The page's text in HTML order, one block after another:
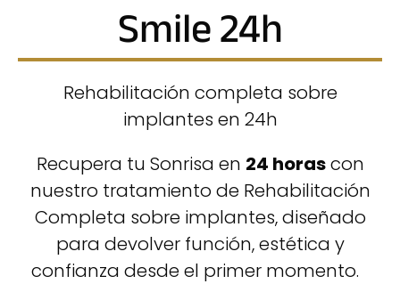
Smile 24h
Rehabilitación completa sobre
implantes en 24h
Recupera tu Sonrisa en 24 horascon
nuestro tratamiento de Rehabilitación
Completa sobre implantes, diseñado
para devolver función, estética y
confianza desde el primer momento.